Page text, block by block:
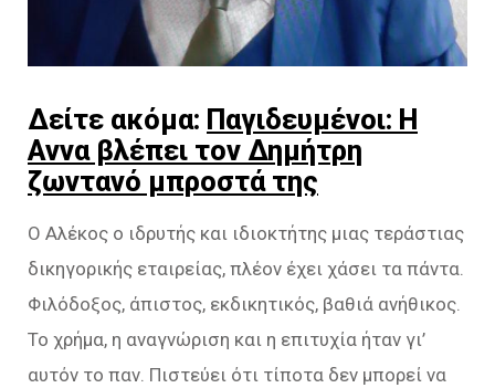
Δείτε ακόμα: Παγιδευμένοι: Η
Αννα βλέπει τον Δημήτρη
ζωντανό μπροστά της
Ο Αλέκος ο ιδρυτής και ιδιοκτήτης μιας τεράστιας
δικηγορικής εταιρείας, πλέον έχει χάσει τα πάντα.
Φιλόδοξος, άπιστος, εκδικητικός, βαθιά ανήθικος.
Το χρήμα, η αναγνώριση και η επιτυχία ήταν γι’
αυτόν το παν. Πιστεύει ότι τίποτα δεν μπορεί να